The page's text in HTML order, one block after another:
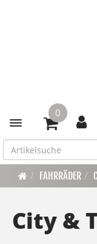
Toggle navigation
0
FAHRRÄDER
City &